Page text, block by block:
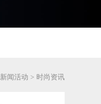
新闻活动 > 时尚资讯